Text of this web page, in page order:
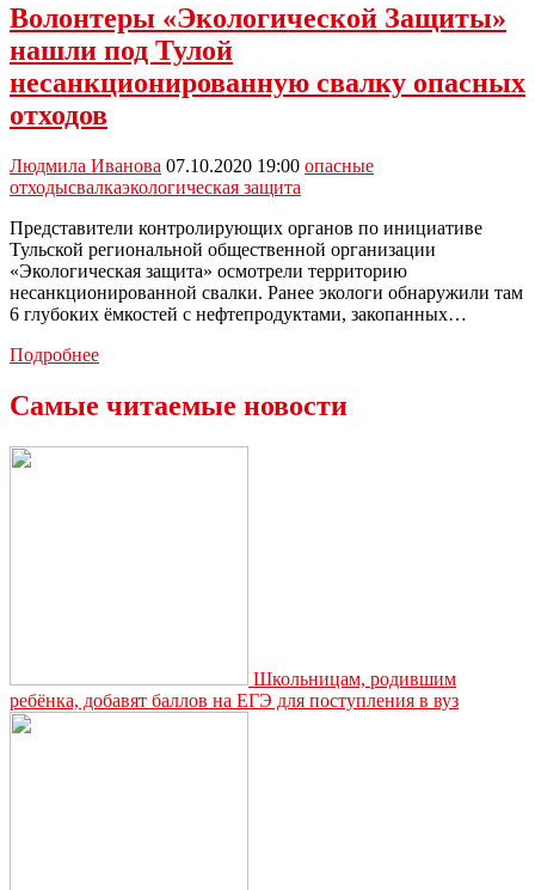
швейного
производства
«Экологическая
защита»
лесополосе
под
Кимовском
Волонтеры «Экологической Защиты»
нашли под Тулой
несанкционированную свалку опасных
отходов
Людмила Иванова 07.10.2020 19:00 опасные
отходысвалкаэкологическая защита
Представители контролирующих органов по инициативе
Тульской региональной общественной организации
«Экологическая защита» осмотрели территорию
несанкционированной свалки. Ранее экологи обнаружили там
6 глубоких ёмкостей с нефтепродуктами, закопанных…
ПодробнееВолонтеры
нашли
Самые читаемые новости
Школьницам, родившим
ребёнка, добавят баллов на ЕГЭ для поступления в вуз